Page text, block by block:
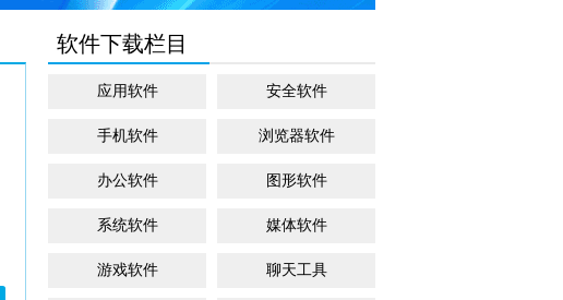
软件下载栏目
应用软件 安全软件
手机软件 浏览器软件
办公软件 图形软件
系统软件 媒体软件
游戏软件 聊天工具